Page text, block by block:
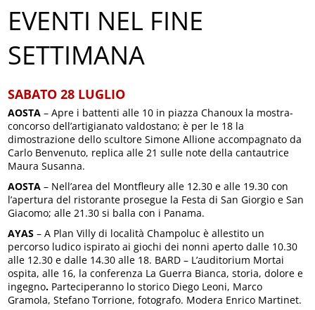
EVENTI NEL FINE
SETTIMANA
SABATO 28 LUGLIO
AOSTA – Apre i battenti alle 10 in piazza Chanoux la mostra-
concorso dell’artigianato valdostano; è per le 18 la
dimostrazione dello scultore Simone Allione accompagnato da
Carlo Benvenuto, replica alle 21 sulle note della cantautrice
Maura Susanna.
AOSTA – Nell’area del Montfleury alle 12.30 e alle 19.30 con
l’apertura del ristorante prosegue la Festa di San Giorgio e San
Giacomo; alle 21.30 si balla con i Panama.
AYAS – A Plan Villy di località Champoluc è allestito un
percorso ludico ispirato ai giochi dei nonni aperto dalle 10.30
alle 12.30 e dalle 14.30 alle 18. BARD – L’auditorium Mortai
ospita, alle 16, la conferenza La Guerra Bianca, storia, dolore e
ingegno. Parteciperanno lo storico Diego Leoni, Marco
Gramola, Stefano Torrione, fotografo. Modera Enrico Martinet.